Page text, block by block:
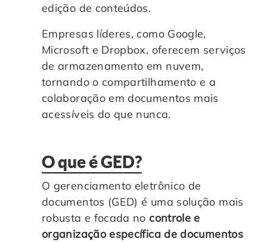
edição de conteúdos.
Empresas líderes, como Google,
Microsoft e Dropbox, oferecem serviços
de armazenamento em nuvem,
tornando o compartilhamento e a
colaboração em documentos mais
acessíveis do que nunca.
O que é GED?
O gerenciamento eletrônico de
documentos (GED) é uma solução mais
robusta e focada no controle e
organização específica de documentos